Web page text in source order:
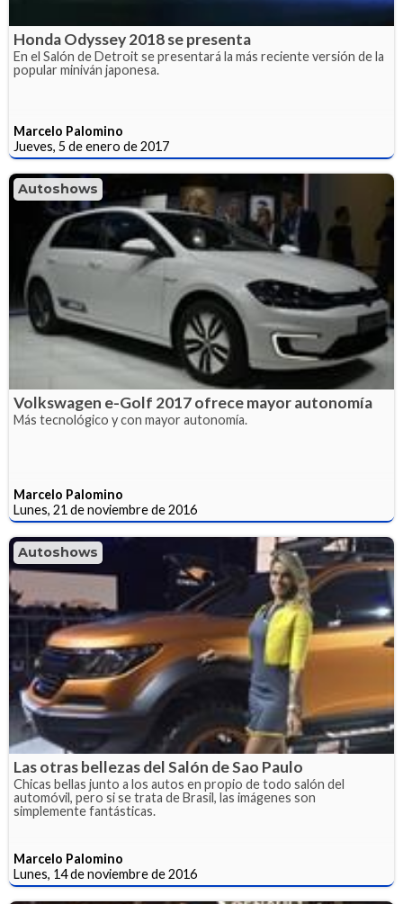
Honda Odyssey 2018 se presenta
En el Salón de Detroit se presentará la más reciente versión de la
popular miniván japonesa.
Marcelo Palomino
Jueves, 5 de enero de 2017
Autoshows
Volkswagen e-Golf 2017 ofrece mayor autonomía
Más tecnológico y con mayor autonomía.
Marcelo Palomino
Lunes, 21 de noviembre de 2016
Autoshows
Las otras bellezas del Salón de Sao Paulo
Chicas bellas junto a los autos en propio de todo salón del
automóvil, pero si se trata de Brasil, las imágenes son
simplemente fantásticas.
Marcelo Palomino
Lunes, 14 de noviembre de 2016